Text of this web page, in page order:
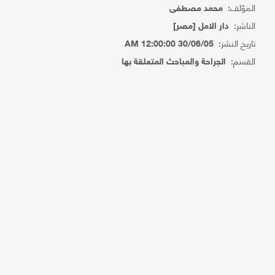
المؤلف: محمد مصطفى
الناشر: دار الامل [مصر]
تاريخ النشر: 30/06/05 12:00:00 AM
القسم: الجراحة والمباحث المتعلقة بها